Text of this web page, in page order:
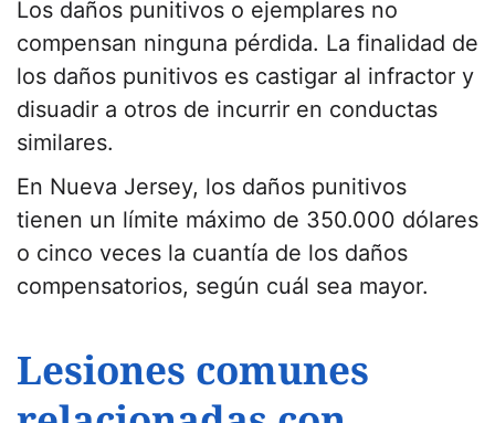
Los daños punitivos o ejemplares no
compensan ninguna pérdida. La finalidad de
los daños punitivos es castigar al infractor y
disuadir a otros de incurrir en conductas
similares.
En Nueva Jersey, los daños punitivos
tienen un límite máximo de 350.000 dólares
o cinco veces la cuantía de los daños
compensatorios, según cuál sea mayor.
Lesiones comunes